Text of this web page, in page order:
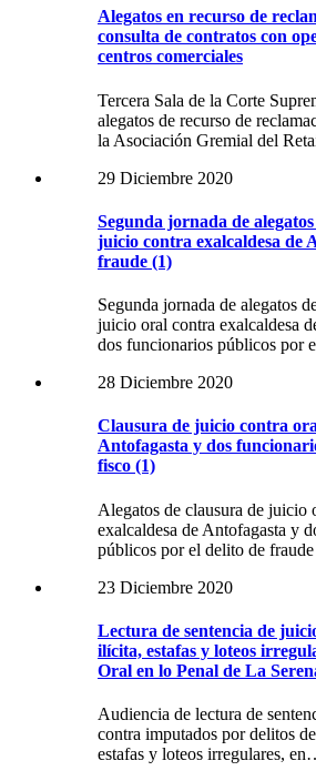
Alegatos en recurso de
consulta de contratos con
centros comerciales
Tercera Sala de la Corte
alegatos de recurso de
la Asociación Gremial del
29 Diciembre 2020
Segunda jornada de
juicio contra exalcaldesa de
fraude (1)
Segunda jornada de alegatos
juicio oral contra exalcaldesa
dos funcionarios públicos por
28 Diciembre 2020
Clausura de juicio contra
Antofagasta y dos
fisco (1)
Alegatos de clausura de juicio
exalcaldesa de Antofagasta y
públicos por el delito de
23 Diciembre 2020
Lectura de sentencia de
ilícita, estafas y loteos
Oral en lo Penal de La
Audiencia de lectura de
contra imputados por delitos
estafas y loteos irregulares,